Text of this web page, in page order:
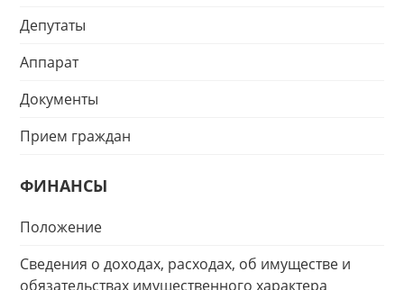
Депутаты
Аппарат
Документы
Прием граждан
ФИНАНСЫ
Положение
Сведения о доходах, расходах, об имуществе и
обязательствах имущественного характера